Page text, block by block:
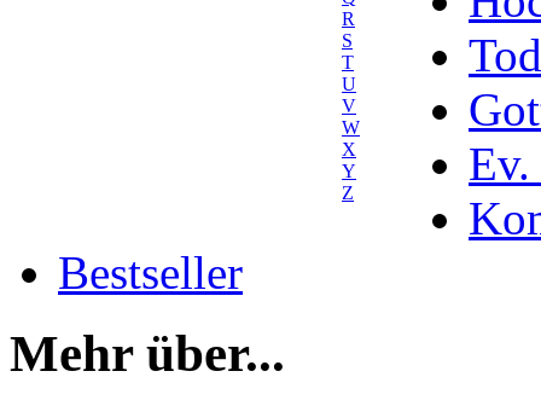
R
S
T
U
V
W
X
Y
Z
Ev.
Bestseller
Mehr über...